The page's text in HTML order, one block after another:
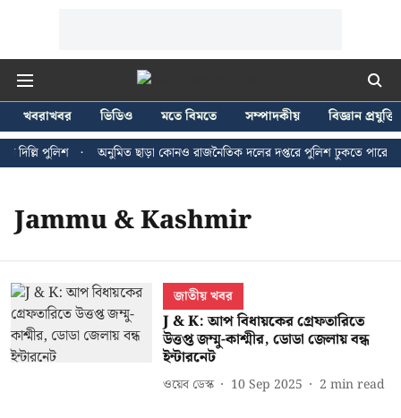
খবরাখবর ভিডিও মতে বিমতে সম্পাদকীয়
বিজ্ঞান প্রযুক্তি
পুলিশ
অনুমিত ছাড়া কোনও রাজনৈতিক দলের দপ্তরে পুলিশ ঢুকতে পারে না -
Jammu & Kashmir
জাতীয় খবর
J & K: আপ বিধায়কের গ্রেফতারিতে
উত্তপ্ত জম্মু-কাশ্মীর, ডোডা জেলায় বন্ধ
ইন্টারনেট
ওয়েব ডেস্ক 10 Sep 2025 2 min read